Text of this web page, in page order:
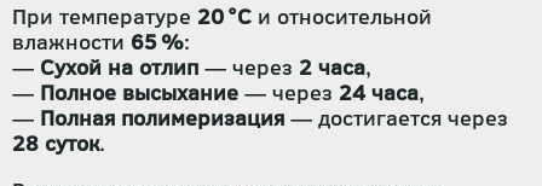
При температуре 20 °C и относительной
влажности 65 %:
— Сухой на отлип — через 2 часа,
— Полное высыхание — через 24 часа,
— Полная полимеризация — достигается через
28 суток.